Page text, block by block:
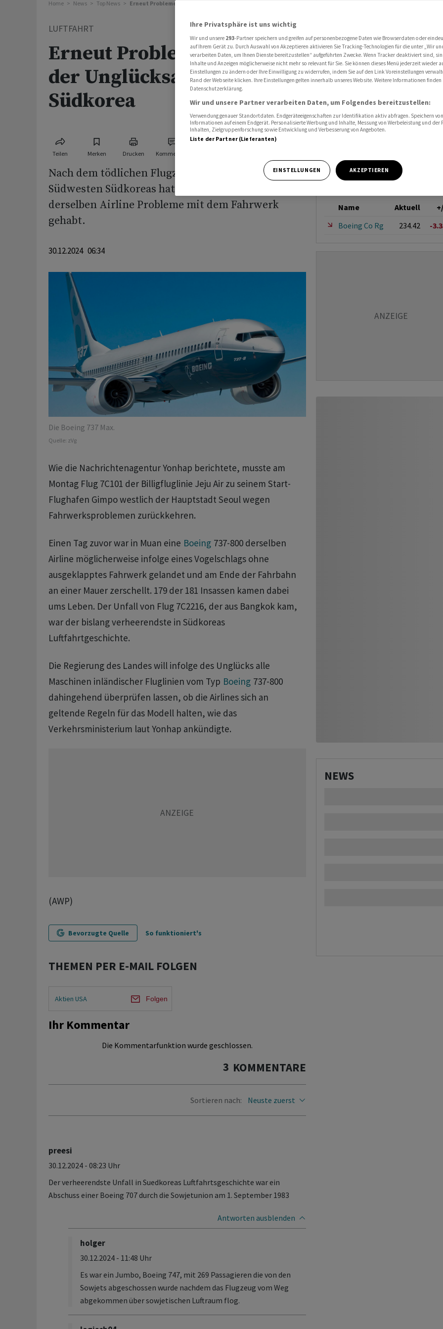
Home News Top News Erneut Probleme an Flieger der Unglücksairline in Südkorea
LUFTFAHRT
Erneut Probleme an Flieger
der Unglücksairline in
Südkorea
Teilen Merken Drucken Kommentare
Nach dem tödlichen Flugzeugunglück im
Südwesten Südkoreas hat erneut eine Maschine
derselben Airline Probleme mit dem Fahrwerk
gehabt.
30.12.2024 06:34
Die Boeing 737 Max.
Quelle: zVg
Wie die Nachrichtenagentur Yonhap berichtete, musste am
Montag Flug 7C101 der Billigfluglinie Jeju Air zu seinem Start-
Flughafen Gimpo westlich der Hauptstadt Seoul wegen
Fahrwerksproblemen zurückkehren.
Einen Tag zuvor war in Muan eine Boeing 737-800 derselben
Airline möglicherweise infolge eines Vogelschlags ohne
ausgeklapptes Fahrwerk gelandet und am Ende der Fahrbahn
an einer Mauer zerschellt. 179 der 181 Insassen kamen dabei
ums Leben. Der Unfall von Flug 7C2216, der aus Bangkok kam,
war der bislang verheerendste in Südkoreas
Luftfahrtgeschichte.
Die Regierung des Landes will infolge des Unglücks alle
Maschinen inländischer Fluglinien vom Typ Boeing 737-800
dahingehend überprüfen lassen, ob die Airlines sich an
geltende Regeln für das Modell halten, wie das
Verkehrsministerium laut Yonhap ankündigte.
(AWP)
Bevorzugte Quelle So funktioniert's
THEMEN PER E-MAIL FOLGEN
Aktien USA Folgen
Ihr Kommentar
Die Kommentarfunktion wurde geschlossen.
3 KOMMENTARE
Sortieren nach: Neuste zuerst
preesi
30.12.2024 - 08:23 Uhr
Der verheerendste Unfall in Suedkoreas Luftfahrtsgeschichte war ein
Abschuss einer Boeing 707 durch die Sowjetunion am 1. September 1983
Antworten ausblenden
holger
30.12.2024 - 11:48 Uhr
Es war ein Jumbo, Boeing 747, mit 269 Passagieren die von den
Sowjets abgeschossen wurde nachdem das Flugzeug vom Weg
abgekommen über sowjetischen Luftraum flog.
Name Aktuell
Boeing Co Rg
234.42 -
NEWS
Ihre Privatsphäre ist uns wichtig
Wir und unsere 293-Partner speichern und greifen auf personenbezogene Daten wie Browserdaten oder
auf Ihrem Gerät zu. Durch Auswahl von Akzeptieren aktivieren Sie Tracking-Technologien für die unter „Wir
verarbeiten Daten, um Ihnen Dienste bereitzustellen“ aufgeführten Zwecke. Wenn Tracker deaktiviert sind,
Inhalte und Anzeigen möglicherweise nicht mehr so relevant für Sie. Sie können dieses Menü jederzeit wieder
Einstellungen zu ändern oder Ihre Einwilligung zu widerrufen, indem Sie auf den Link Voreinstellungen
Rand der Webseite klicken. Ihre Einstellungen gelten innerhalb unseres Website. Weitere Informationen finden
Datenschutzerklärung.
Wir und unsere Partner verarbeiten Daten, um Folgendes bereitzustellen:
Verwendung genauer Standortdaten. Endgeräteeigenschaften zur Identifikation aktiv abfragen. Speichern
Informationen auf einem Endgerät. Personalisierte Werbung und Inhalte, Messung von Werbeleistung und der
Inhalten, Zielgruppenforschung sowie Entwicklung und Verbesserung von Angeboten.
Liste der Partner (Lieferanten)
EINSTELLUNGEN AKZEPTIEREN